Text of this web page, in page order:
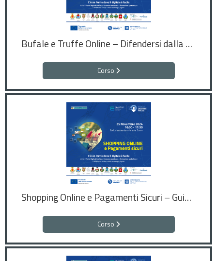
Bufale e Truffe Online – Difendersi dalla disinformazione e dai raggiri digitali
Corso
Shopping Online e Pagamenti Sicuri – Guida pratica agli acquisti digitali
Corso